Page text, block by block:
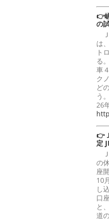
👉
の
は
ト
る
車
ク
ど
う
26
👉
定
の
座
10
し
口
と
道